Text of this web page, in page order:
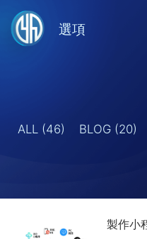
選項
ALL (46) BLOG (20)
製作小